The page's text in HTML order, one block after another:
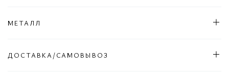
МЕТАЛЛ
ДОСТАВКА/САМОВЫВОЗ